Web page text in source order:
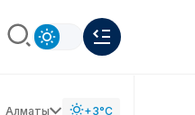
Алматы +3°C